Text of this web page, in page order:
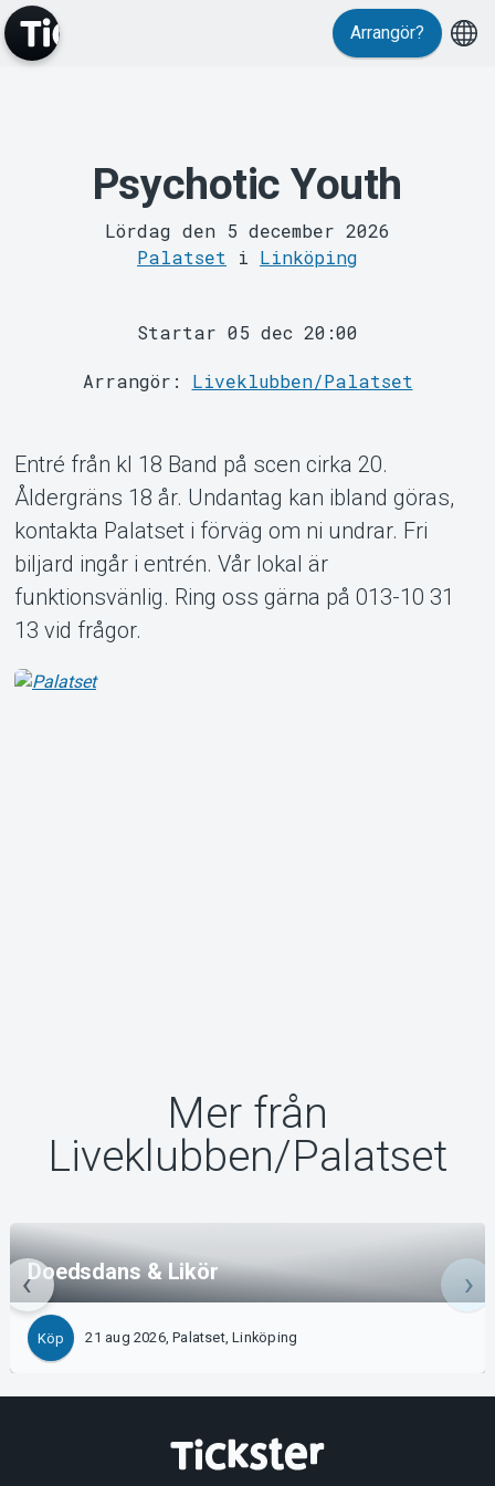
MyTickster
Support
Om Tickster
Arrangör?
Psychotic Youth
Lördag den 5 december 2026
Palatset i Linköping
Startar 05 dec 20:00
Arrangör: Liveklubben/Palatset
Entré från kl 18 Band på scen cirka 20.
Åldergräns 18 år. Undantag kan ibland göras,
kontakta Palatset i förväg om ni undrar. Fri
biljard ingår i entrén. Vår lokal är
funktionsvänlig. Ring oss gärna på 013-10 31
13 vid frågor.
Mer från
Liveklubben/Palatset
Doedsdans & Likör
Köp 21 aug 2026, Palatset, Linköping